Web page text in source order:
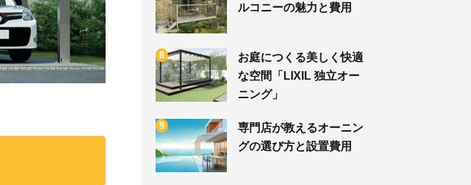
ルコニーの魅力と費用
お庭につくる美しく快適
な空間「LIXIL 独立オー
ニング」
専門店が教えるオーニン
グの選び方と設置費用